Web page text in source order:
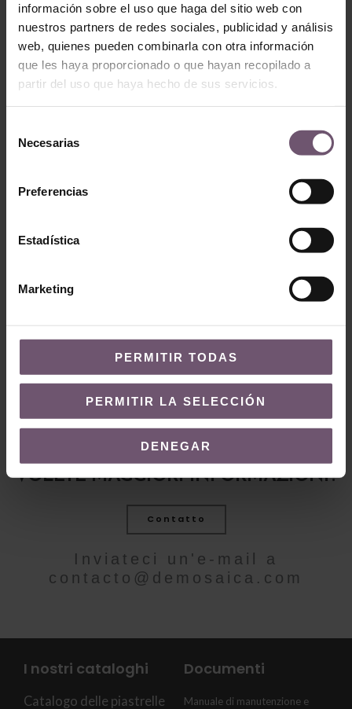
información sobre el uso que haga del sitio web con
nuestros partners de redes sociales, publicidad y análisis
web, quienes pueden combinarla con otra información
que les haya proporcionado o que hayan recopilado a
partir del uso que haya hecho de sus servicios.
Necesarias
Preferencias
Estadística
Marketing
PERMITIR TODAS
PERMITIR LA SELECCIÓN
DENEGAR
Mod. ZC202 –
10×10
Mod. ZC217 – 10×10
LEGGI TUTTO
Mod. ZC220 –
Zellige en stock - none
Mod. ZC222 – 10×10
VOLETE MAGGIORI INFORMAZIONI?
Contatto
Inviateci un'e-mail a
contacto@demosaica.com
I nostri cataloghi
Catalogo delle piastrelle
Documenti
Manuale di manutenzione e